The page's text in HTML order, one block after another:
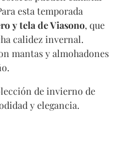
esta temporada
y tela de Viasono, que
calidez invernal.
mantas y almohadones
de invierno de
y elegancia.